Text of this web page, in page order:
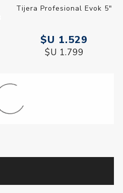
Tijera Profesional Evok 5"
$U 1.529
$U 1.799